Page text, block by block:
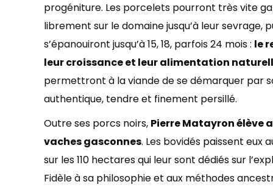
progéniture. Les porcelets pourront très vite
librement sur le domaine jusqu’à leur sevrage,
s’épanouiront jusqu’à 15, 18, parfois 24 mois : le
leur croissance et leur alimentation
permettront à la viande de se démarquer par
authentique, tendre et finement persillé.
Outre ses porcs noirs, Pierre Matayron élève
vaches gasconnes. Les bovidés paissent eux
sur les 110 hectares qui leur sont dédiés sur
Fidèle à sa philosophie et aux méthodes